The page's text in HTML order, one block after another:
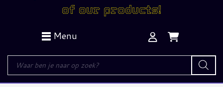
of our products!
Menu
Producten
zoeken